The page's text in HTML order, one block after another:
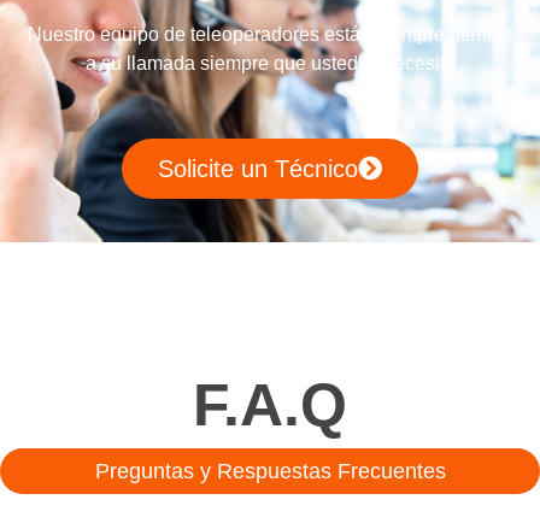
Nuestro equipo de teleoperadores están siempre atentos
a su llamada siempre que usted lo necesite
Solicite un Técnico
F.A.Q
Preguntas y Respuestas Frecuentes